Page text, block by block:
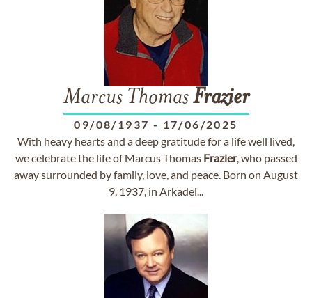
Marcus ThomasFrazier
09/08/1937 - 17/06/2025
With heavy hearts and a deep gratitude for a life well lived,
we celebrate the life of Marcus Thomas Frazier, who passed
away surrounded by family, love, and peace. Born on August
9, 1937, in Arkadel...